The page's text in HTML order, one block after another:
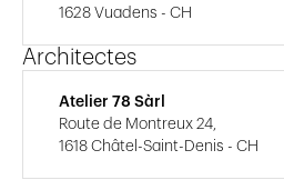
1628 Vuadens - CH
Architectes
Atelier 78 Sàrl
Route de Montreux 24,
1618 Châtel-Saint-Denis - CH